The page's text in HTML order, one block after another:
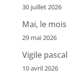
30 juillet 2026
Mai, le
29 mai 2026
Vigile
10 avril 2026